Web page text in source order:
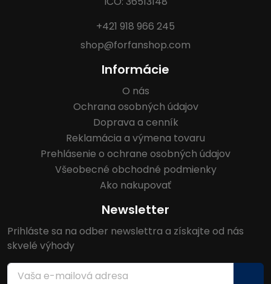
+421 918 966 245
shop@forfanshop.com
Informácie
O nás
Ochrana osobných údajov
Doprava a cenník
Reklamácia a výmena tovaru
Prehlásenie o ochrane osobných údajov
Všeobecné obchodné podmienky
Ako nakupovať
Newsletter
Prihláste sa na odber newslettra a získajte od nás
skvelé výhody